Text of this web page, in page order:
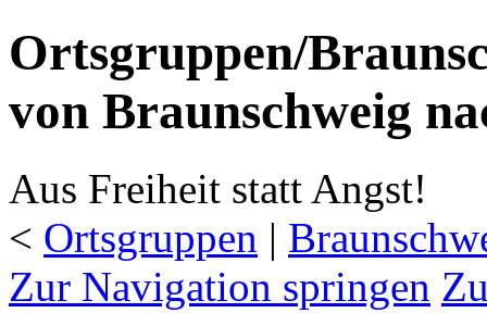
Ortsgruppen/
von Braunschweig
Aus Freiheit statt Angst!
< Ortsgruppen ‎ |
Zur Navigation springen